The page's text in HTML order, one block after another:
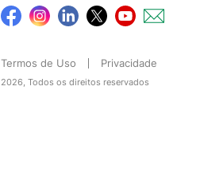
Termos de Uso Privacidade
2026, Todos os direitos reservados